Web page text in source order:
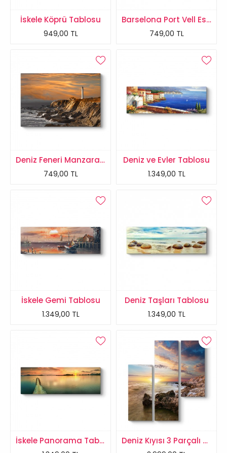
İskele Köprü Tablosu
949,00 TL
Barselona Port Vell Eski Liman Tablosu
749,00 TL
Deniz Feneri Manzarası Tablosu
749,00 TL
Deniz ve Evler Tablosu
1.349,00 TL
İskele Gemi Tablosu
1.349,00 TL
Deniz Taşları Tablosu
1.349,00 TL
İskele Panorama Tablosu Deniz Kıyısı 3 Parçalı Tablo